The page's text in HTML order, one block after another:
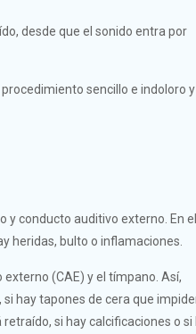
desde que el sonido entra por
sencillo e indoloro
y conducto auditivo externo. En el
heridas, bulto o inflamaciones.
(CAE) y el tímpano. Así,
hay tapones de cera que
si hay calcificaciones o si